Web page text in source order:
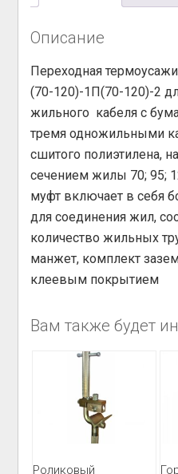
Описание
Переходная
(70-120)-1П(70-120)-2
жильного кабеля с
тремя одножильными
сшитого полиэтилена,
сечением жилы 70; 95;
муфт включает в себя
для соединения жил,
количество жильных
манжет, комплект
клеевым покрытием
Вам также будет
Роликовый